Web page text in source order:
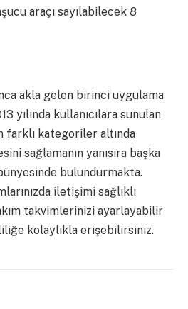
araçı sayılabilecek 8
akla gelen birinci uygulama
yılında kullanıcılara sunulan
farklı kategoriler altında
sağlamanın yanısıra başka
bulundurmakta.
iletişimi sağlıklı
takvimlerinizi ayarlayabilir
kolaylıkla erişebilirsiniz.